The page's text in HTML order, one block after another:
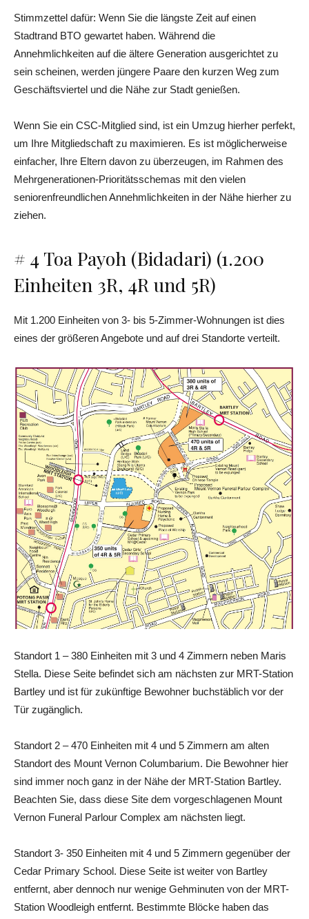
Stimmzettel dafür: Wenn Sie die längste Zeit auf einen
Stadtrand BTO gewartet haben. Während die
Annehmlichkeiten auf die ältere Generation ausgerichtet zu
sein scheinen, werden jüngere Paare den kurzen Weg zum
Geschäftsviertel und die Nähe zur Stadt genießen.
Wenn Sie ein CSC-Mitglied sind, ist ein Umzug hierher perfekt,
um Ihre Mitgliedschaft zu maximieren. Es ist möglicherweise
einfacher, Ihre Eltern davon zu überzeugen, im Rahmen des
Mehrgenerationen-Prioritätsschemas mit den vielen
seniorenfreundlichen Annehmlichkeiten in der Nähe hierher zu
ziehen.
# 4 Toa Payoh (Bidadari) (1.200
Einheiten 3R, 4R und 5R)
Mit 1.200 Einheiten von 3- bis 5-Zimmer-Wohnungen ist dies
eines der größeren Angebote und auf drei Standorte verteilt.
Standort 1 – 380 Einheiten mit 3 und 4 Zimmern neben Maris
Stella. Diese Seite befindet sich am nächsten zur MRT-Station
Bartley und ist für zukünftige Bewohner buchstäblich vor der
Tür zugänglich.
Standort 2 – 470 Einheiten mit 4 und 5 Zimmern am alten
Standort des Mount Vernon Columbarium. Die Bewohner hier
sind immer noch ganz in der Nähe der MRT-Station Bartley.
Beachten Sie, dass diese Site dem vorgeschlagenen Mount
Vernon Funeral Parlour Complex am nächsten liegt.
Standort 3- 350 Einheiten mit 4 und 5 Zimmern gegenüber der
Cedar Primary School. Diese Seite ist weiter von Bartley
entfernt, aber dennoch nur wenige Gehminuten von der MRT-
Station Woodleigh entfernt. Bestimmte Blöcke haben das